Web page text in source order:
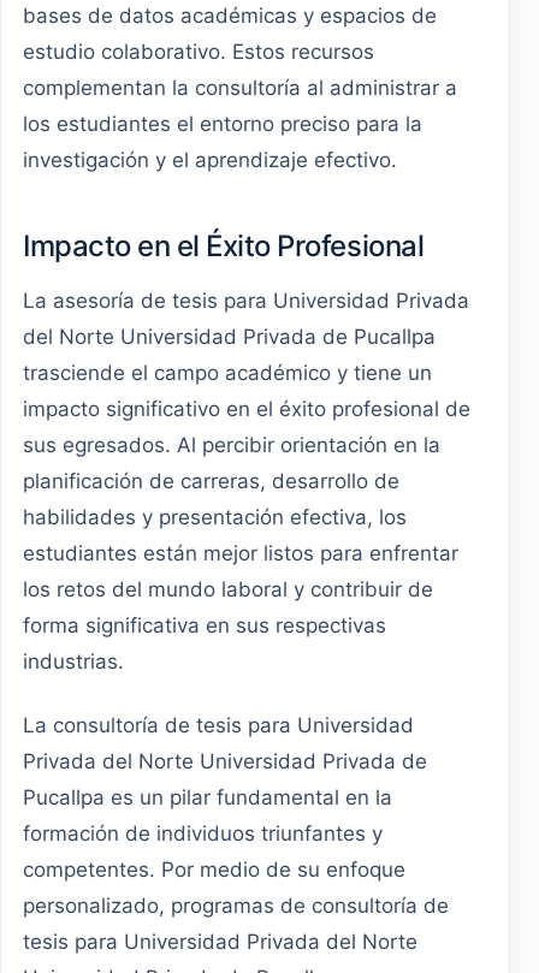
bases de datos académicas y espacios de
estudio colaborativo. Estos recursos
complementan la consultoría al administrar a
los estudiantes el entorno preciso para la
investigación y el aprendizaje efectivo.
Impacto en el Éxito Profesional
La asesoría de tesis para Universidad Privada
del Norte Universidad Privada de Pucallpa
trasciende el campo académico y tiene un
impacto significativo en el éxito profesional de
sus egresados. Al percibir orientación en la
planificación de carreras, desarrollo de
habilidades y presentación efectiva, los
estudiantes están mejor listos para enfrentar
los retos del mundo laboral y contribuir de
forma significativa en sus respectivas
industrias.
La consultoría de tesis para Universidad
Privada del Norte Universidad Privada de
Pucallpa es un pilar fundamental en la
formación de individuos triunfantes y
competentes. Por medio de su enfoque
personalizado, programas de consultoría de
tesis para Universidad Privada del Norte